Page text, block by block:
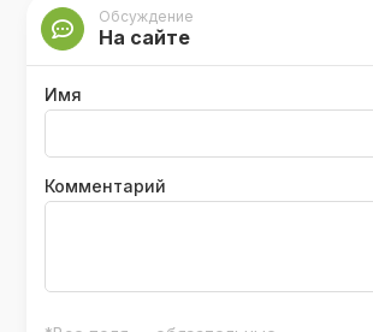
Обсуждение
На сайте
Имя
Комментарий